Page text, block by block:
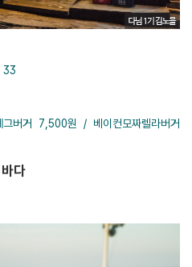
33
버거 7,500원 / 베이컨모짜렐라버거
다